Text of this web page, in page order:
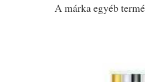
A márka egyéb